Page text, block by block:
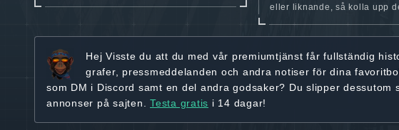
eller liknande, så kolla upp
Hej Visste du att du med vår premiumtjänst fårfullständig
grafer, pressmeddelanden och andra notiser för dina
som DM i Discord samt en del andra godsaker? Du slipper dessutom
annonser på sajten. Testa gratis i 14 dagar!